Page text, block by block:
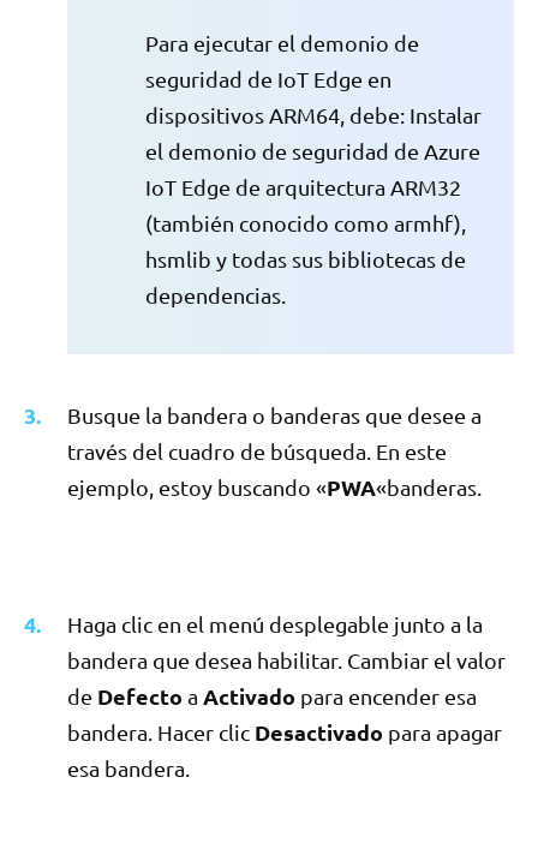
Para ejecutar el demonio de
seguridad de IoT Edge en
dispositivos ARM64, debe: Instalar
el demonio de seguridad de Azure
IoT Edge de arquitectura ARM32
(también conocido como armhf),
hsmlib y todas sus bibliotecas de
dependencias.
Busque la bandera o banderas que desee a
través del cuadro de búsqueda. En este
ejemplo, estoy buscando «PWA«banderas.
Haga clic en el menú desplegable junto a la
bandera que desea habilitar. Cambiar el valor
de Defecto a Activado para encender esa
bandera. Hacer clic Desactivado para apagar
esa bandera.